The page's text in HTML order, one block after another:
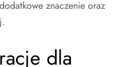
znaczenie oraz
dla